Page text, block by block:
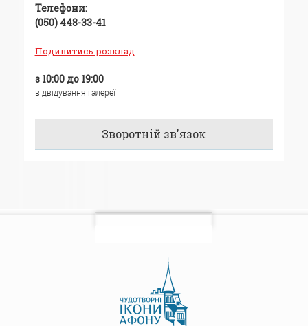
Телефони:
(050) 448-33-41
Подивитись розклад
з 10:00 до 19:00
відвідування галереї
Зворотній зв'язок